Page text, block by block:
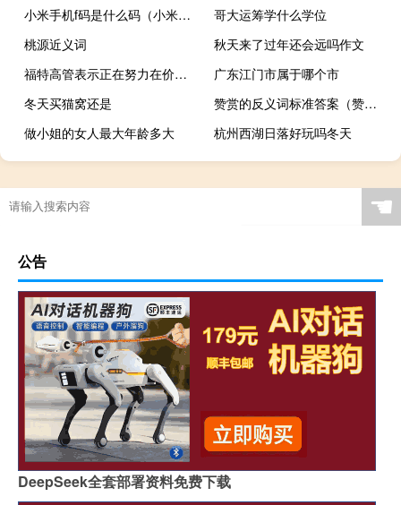
小米手机f码是什么码（小米手机f码是什么）
哥大运筹学什么学位
桃源近义词
秋天来了过年还会远吗作文
福特高管表示正在努力在价格、利润和电动汽车需求之间寻找平衡目前电动汽车价格面临巨大的下行压力
广东江门市属于哪个市
冬天买猫窝还是
赞赏的反义词标准答案（赞赏的反义词）
做小姐的女人最大年龄多大
杭州西湖日落好玩吗冬天
☚
公告
DeepSeek全套部署资料免费下载